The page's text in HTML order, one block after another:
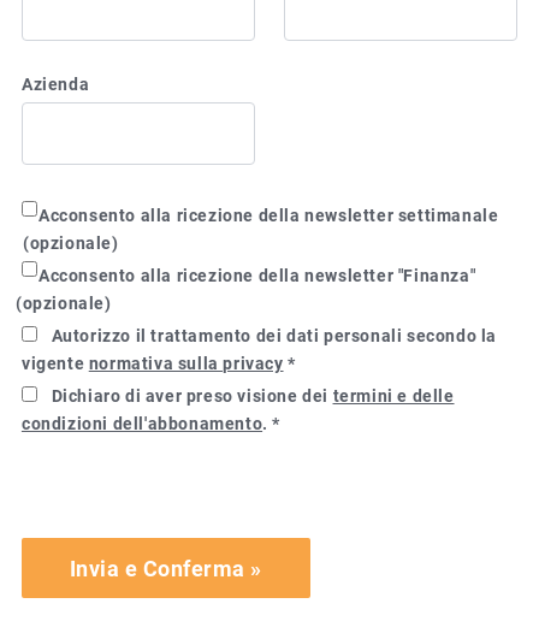
Azienda
Autorizzo il trattamento dei dati personali secondo la
vigente normativa sulla privacy *
Dichiaro di aver preso visione dei termini e delle
condizioni dell'abbonamento. *